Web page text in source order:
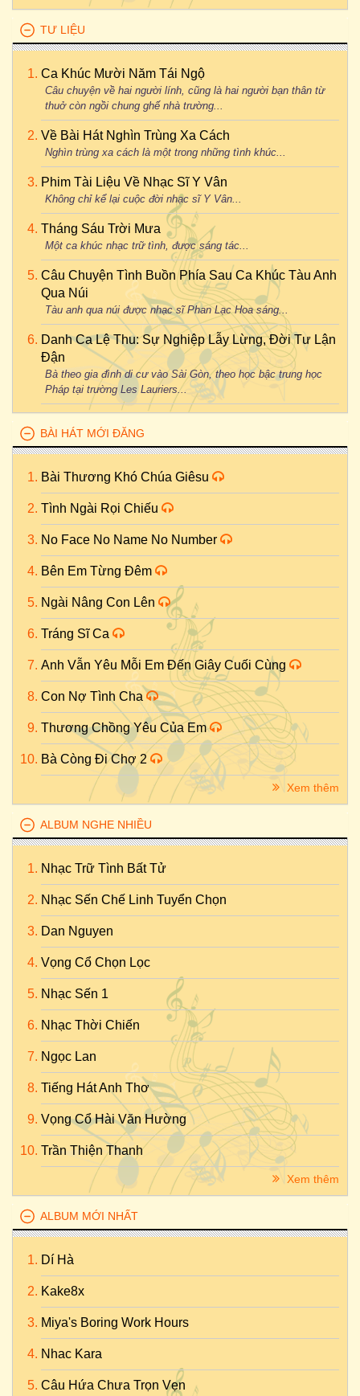
TƯ LIỆU
Ca Khúc Mười Năm Tái Ngộ
Câu chuyện về hai người lính, cũng là hai người bạn thân từ
thuở còn ngồi chung ghế nhà trường...
Về Bài Hát Nghìn Trùng Xa Cách
Nghìn trùng xa cách là một trong những tình khúc...
Phim Tài Liệu Về Nhạc Sĩ Y Vân
Không chỉ kể lại cuộc đời nhạc sĩ Y Vân...
Tháng Sáu Trời Mưa
Một ca khúc nhạc trữ tình, được sáng tác...
Câu Chuyện Tình Buồn Phía Sau Ca Khúc Tàu Anh
Qua Núi
Tàu anh qua núi được nhạc sĩ Phan Lạc Hoa sáng...
Danh Ca Lệ Thu: Sự Nghiệp Lẫy Lừng, Đời Tư Lận
Đận
Bà theo gia đình di cư vào Sài Gòn, theo học bậc trung học
Pháp tại trường Les Lauriers...
BÀI HÁT MỚI ĐĂNG
Bài Thương Khó Chúa Giêsu
Tình Ngài Rọi Chiếu
No Face No Name No Number
Bên Em Từng Đêm
Ngài Nâng Con Lên
Tráng Sĩ Ca
Anh Vẫn Yêu Mỗi Em Đến Giây Cuối Cùng
Con Nợ Tình Cha
Thương Chồng Yêu Của Em
Bà Còng Đi Chợ 2
Xem thêm
ALBUM NGHE NHIỀU
Nhạc Trữ Tình Bất Tử
Nhạc Sến Chế Linh Tuyển Chọn
Dan Nguyen
Vọng Cổ Chọn Lọc
Nhạc Sến 1
Nhạc Thời Chiến
Ngọc Lan
Tiếng Hát Anh Thơ
Vọng Cổ Hài Văn Hường
Trần Thiện Thanh
Xem thêm
ALBUM MỚI NHẤT
Dí Hà
Kake8x
Miya's Boring Work Hours
Nhac Kara
Câu Hứa Chưa Trọn Vẹn